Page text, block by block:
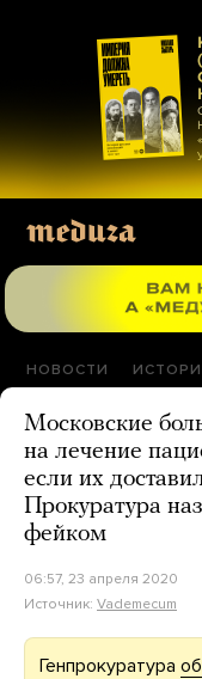
материалам
НОВОСТИ
Московские
на лечение
если их
Прокуратура
фейком
06:57, 23 апреля 2020
Источник: Vademecum
Генпрокуратура